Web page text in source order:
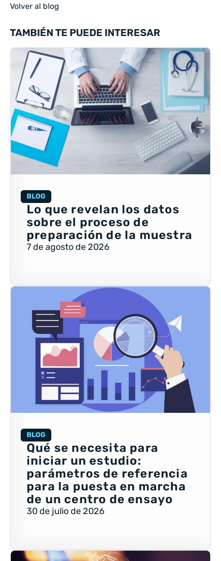
Volver al blog
TAMBIÉN TE PUEDE INTERESAR
BLOG
Lo que revelan los datos
sobre el proceso de
preparación de la muestra
7 de agosto de 2026
BLOG
Qué se necesita para
iniciar un estudio:
parámetros de referencia
para la puesta en marcha
de un centro de ensayo
30 de julio de 2026